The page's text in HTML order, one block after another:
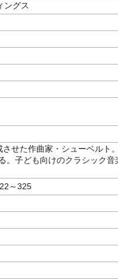
ングス
せた作曲家・シューベルト
。子ども向けのクラシック音
～325